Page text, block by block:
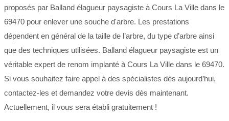
proposés par Balland élagueur paysagiste à Cours La Ville dans le
69470 pour enlever une souche d'arbre. Les prestations
dépendent en général de la taille de l’arbre, du type d’arbre ainsi
que des techniques utilisées. Balland élagueur paysagiste est un
véritable expert de renom implanté à Cours La Ville dans le 69470.
Si vous souhaitez faire appel à des spécialistes dès aujourd’hui,
contactez-les et demandez votre devis dès maintenant.
Actuellement, il vous sera établi gratuitement !